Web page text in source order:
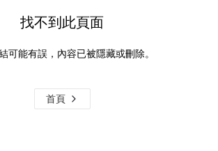
找不到此頁面
可能有誤，內容已被隱藏或刪除。
首頁